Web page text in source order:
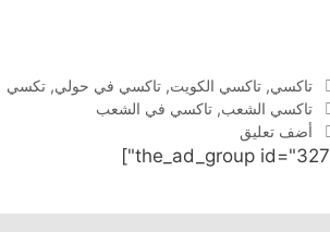
التصنيفات
تاكسي, تاكسي الكويت, تاكسي في حولي, تكسي
الوسوم
تاكسي الشعب, تاكسي في الشعب
أضف تعليق